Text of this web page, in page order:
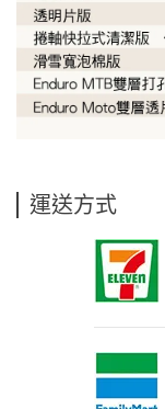
運送方式